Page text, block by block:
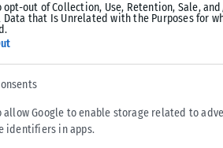
opt-out of Collection, Use, Retention, Sale,
Data that Is Unrelated with the Purposes for
allow Google to enable storage related to
identifiers in apps.
οικονομικά κ.ά.) τόσο στην
οι επιχειρηματικές ιδέες.
γυναικών. Σύμφωνα με την ίδια, ο ρόλος
περίοδο της οικονομικής κρίσης
διάρκεια της οικονομικής κρίσης.